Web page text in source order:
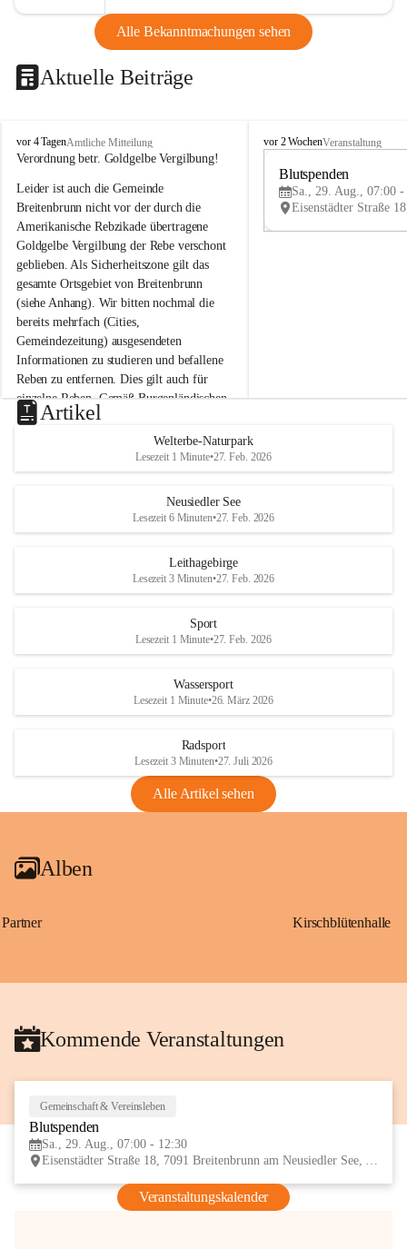
Alle Bekanntmachungen sehen
Aktuelle Beiträge
B
r
i
t
e
n
b
r
u
n
n
a
m
N
e
u
s
d
S
vor 4 TagenAmtliche Mitteilung
Verordnung betr. Goldgelbe Vergilbung!
Leider ist auch die Gemeinde
Breitenbrunn nicht vor der durch die
Amerikanische Rebzikade übertragene
Goldgelbe Vergilbung der Rebe verschont
geblieben. Als Sicherheitszone gilt das
gesamte Ortsgebiet von Breitenbrunn
(siehe Anhang). Wir bitten nochmal die
bereits mehrfach (Cities,
Gemeindezeitung) ausgesendeten
Informationen zu studieren und befallene
Reben zu entfernen. Dies gilt auch für
einzelne Reben. Gemäß Burgenländischen
Weinbaugesetz sind nicht gepflegte oder
unzulässige Weingärten zu roden! Bitte
helfen wir zusammen um unsere Winzer
vor den prognostizierten Ernteausfällen
und den daraus folgenden wirtschaftlichen
Maßnahmen zur Bekämpfung
Rebe und der Amerikanischen
Anhang VBl. EU Nr. 18
1 Seite•1,4 MB
VBl. EU Nr. 18_2026
B
e
u
e
d
r
S
vor 2 WochenVeranstaltung
Blutspenden
Sa., 29. Aug., 07:00 -
Artikel
Welterbe-Naturpark
Lesezeit 1 Minute•27. Feb. 2026
Neusiedler See
Lesezeit 6 Minuten•27. Feb. 2026
Leithagebirge
Lesezeit 3 Minuten•27. Feb. 2026
Sport
Lesezeit 1 Minute•27. Feb. 2026
Wassersport
Lesezeit 1 Minute•26. März 2026
Radsport
Lesezeit 3 Minuten•27. Juli 2026
Alle Artikel sehen
Alben
Partner Kirschblütenhalle
Kommende Veranstaltungen
Gemeinschaft & Vereinsleben
Blutspenden
Sa., 29. Aug., 07:00 - 12:30
Eisenstädter Straße 18, 7091 Breitenbrunn am Neusiedler See, AUT
Veranstaltungskalender